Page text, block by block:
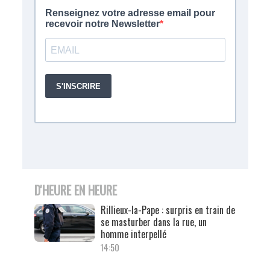
D'HEURE EN HEURE
Rillieux-la-Pape : surpris en train de
se masturber dans la rue, un
homme interpellé
14:50